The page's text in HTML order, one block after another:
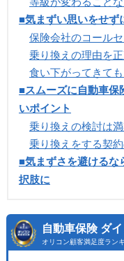
■気まずい思いをせ
保険会社のコール
乗り換えの理由を
食い下がってきて
■スムーズに自動車
いポイント
乗り換えの検討は
乗り換えをする契
■気まずさを避ける
択肢に
自動車保険 ダ
オリコン顧客満足度ラン